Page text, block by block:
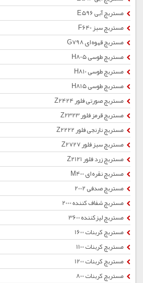
مستربچ آبی E596
مستربچ سبز F640
مستربچ قهوه ای G798
مستربچ طوسی H805
مستربچ طوسی H810
مستربچ طوسی H815
مستربچ صورتی فلور Z2424
مستربچ قرمز فلور Z2323
مستربچ نارنجی فلور Z2222
مستربچ سبز فلور Z2727
مستربچ زرد فلور Z2121
مستربچ نقره ای M400
مستربچ صدفی 2002
مستربچ شفاف کننده 2000
مستربچ لیزکننده 3600
مستربچ کربنات 1600
مستربچ کربنات 1100
مستربچ کربنات 1200
مستربچ کربنات 800